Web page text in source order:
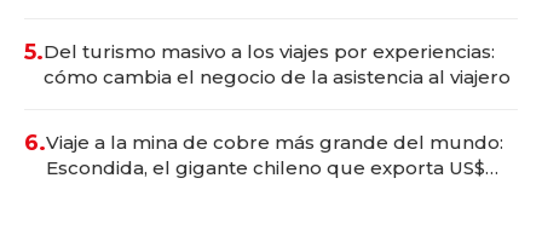
5.Del turismo masivo a los viajes por experiencias:
cómo cambia el negocio de la asistencia al viajero
6.Viaje a la mina de cobre más grande del mundo:
Escondida, el gigante chileno que exporta US$